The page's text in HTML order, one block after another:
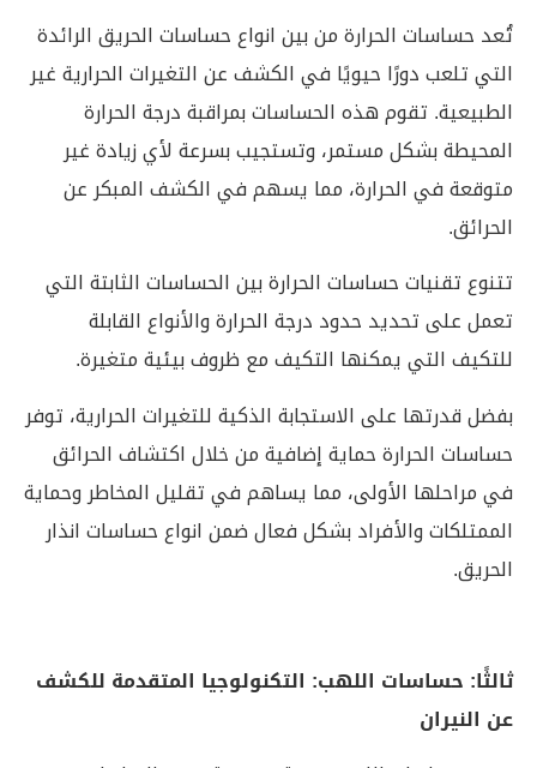
تُعد حساسات الحرارة من بين انواع حساسات الحريق الرائدة
التي تلعب دورًا حيويًا في الكشف عن التغيرات الحرارية غير
الطبيعية. تقوم هذه الحساسات بمراقبة درجة الحرارة
المحيطة بشكل مستمر، وتستجيب بسرعة لأي زيادة غير
متوقعة في الحرارة، مما يسهم في الكشف المبكر عن
الحرائق.
تتنوع تقنيات حساسات الحرارة بين الحساسات الثابتة التي
تعمل على تحديد حدود درجة الحرارة والأنواع القابلة
للتكيف التي يمكنها التكيف مع ظروف بيئية متغيرة.
بفضل قدرتها على الاستجابة الذكية للتغيرات الحرارية، توفر
حساسات الحرارة حماية إضافية من خلال اكتشاف الحرائق
في مراحلها الأولى، مما يساهم في تقليل المخاطر وحماية
الممتلكات والأفراد بشكل فعال ضمن انواع حساسات انذار
الحريق.
ثالثًا: حساسات اللهب: التكنولوجيا المتقدمة للكشف
عن النيران